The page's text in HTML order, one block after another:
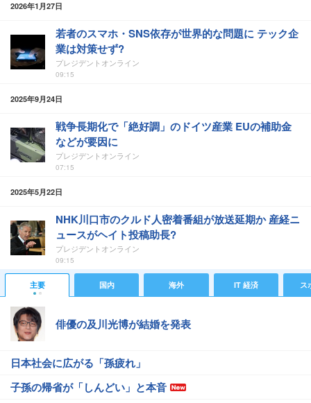
2026年1月27日
若者のスマホ・SNS依存が世界的な問題に テック企
業は対策せず?
プレジデントオンライン
09:15
2025年9月24日
戦争長期化で「絶好調」のドイツ産業 EUの補助金
などが要因に
プレジデントオンライン
07:15
2025年5月22日
NHK川口市のクルド人密着番組が放送延期か 産経ニ
ュースがヘイト投稿助長?
プレジデントオンライン
09:15
主要 国内 海外 IT 経済 ス
俳優の及川光博が結婚を発表
日本社会に広がる「孫疲れ」
子孫の帰省が「しんどい」と本音